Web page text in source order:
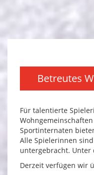
Betreutes
Für talentierte
Sportinternaten
Alle Spielerinnen
untergebracht. Unter
Derzeit verfügen wir